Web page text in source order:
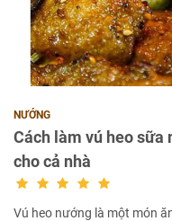
NƯỚNG
Cách làm vú heo sữa
cho cả nhà
Vú heo nướng là một món